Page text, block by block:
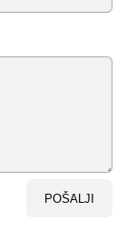
POŠALJI